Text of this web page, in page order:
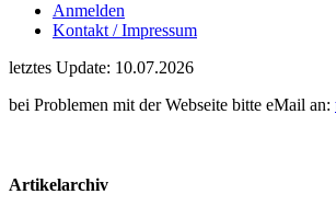
Anmelden
Kontakt / Impressum
letztes Update: 10.07.2026
bei Problemen mit der Webseite bitte eMail an:
Artikelarchiv